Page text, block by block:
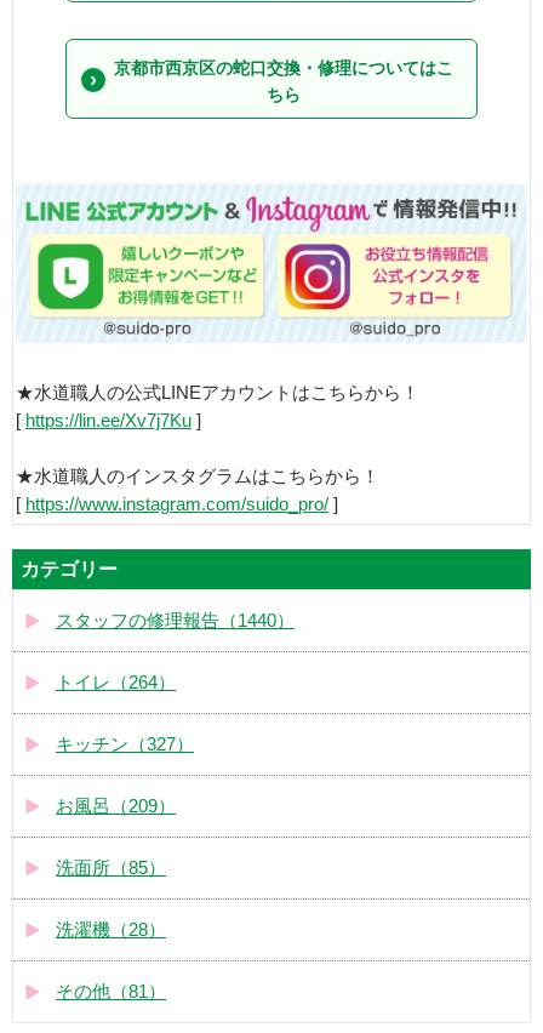
京都市西京区の蛇口交換・修理についてはこ
ちら
★水道職人の公式LINEアカウントはこちらから！
[ https://lin.ee/Xv7j7Ku ]
★水道職人のインスタグラムはこちらから！
[ https://www.instagram.com/suido_pro/ ]
カテゴリー
スタッフの修理報告（1440）
トイレ（264）
キッチン（327）
お風呂（209）
洗面所（85）
洗濯機（28）
その他（81）